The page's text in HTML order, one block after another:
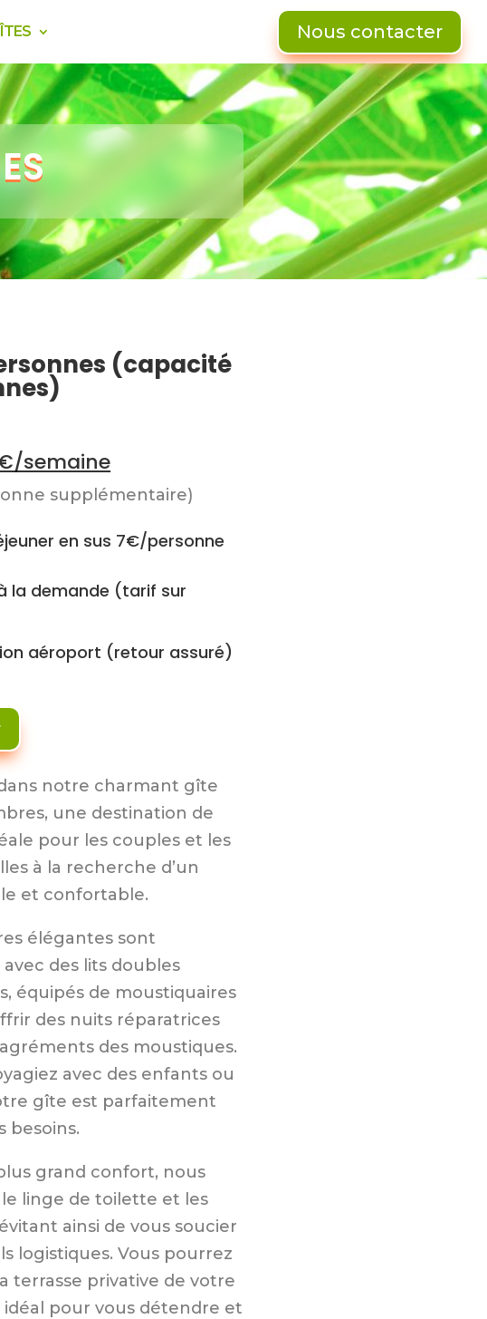
Nous contacter
(capacité
semaine
supplémentaire)
en sus 7€/personne
la demande (tarif sur
aéroport (retour assuré)
notre charmant gîte
une destination de
pour les couples et les
à la recherche d’un
et confortable.
élégantes sont
des lits doubles
équipés de moustiquaires
des nuits réparatrices
des moustiques.
avec des enfants ou
gîte est parfaitement
besoins.
grand confort, nous
linge de toilette et les
ainsi de vous soucier
logistiques. Vous pourrez
terrasse privative de votre
pour vous détendre et